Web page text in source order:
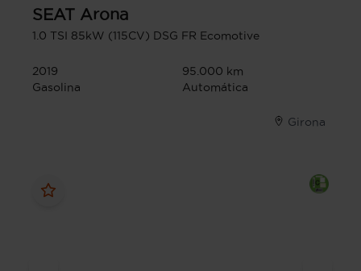
SEAT Arona
1.0 TSI 85kW (115CV) DSG FR Ecomotive
2019
95.000 km
Gasolina
Automática
Girona